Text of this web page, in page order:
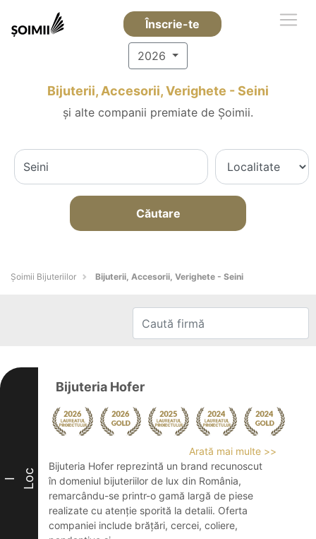
Înscrie-te
2026
Bijuterii, Accesorii, Verighete - Seini
și alte companii premiate de Șoimii.
Căutare
Şoimii Bijuteriilor Bijuterii, Accesorii, Verighete - Seini
I Loc
Bijuteria Hofer
Arată mai multe >>
Bijuteria Hofer reprezintă un brand recunoscut
în domeniul bijuteriilor de lux din România,
remarcându-se printr-o gamă largă de piese
realizate cu atenție sporită la detalii. Oferta
companiei include brățări, cercei, coliere,